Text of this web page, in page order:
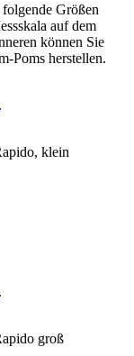
Größen
auf dem
können Sie
Poms herstellen.
.
.